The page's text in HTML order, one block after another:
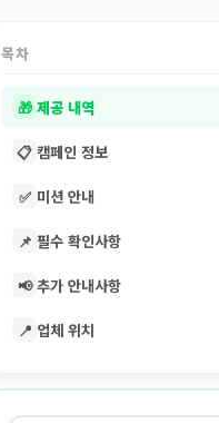
목차
🎁 제공 내역
📋 캠페인 정보
✅ 미션 안내
📌 필수 확인사항
📢 추가 안내사항
📍 업체 위치